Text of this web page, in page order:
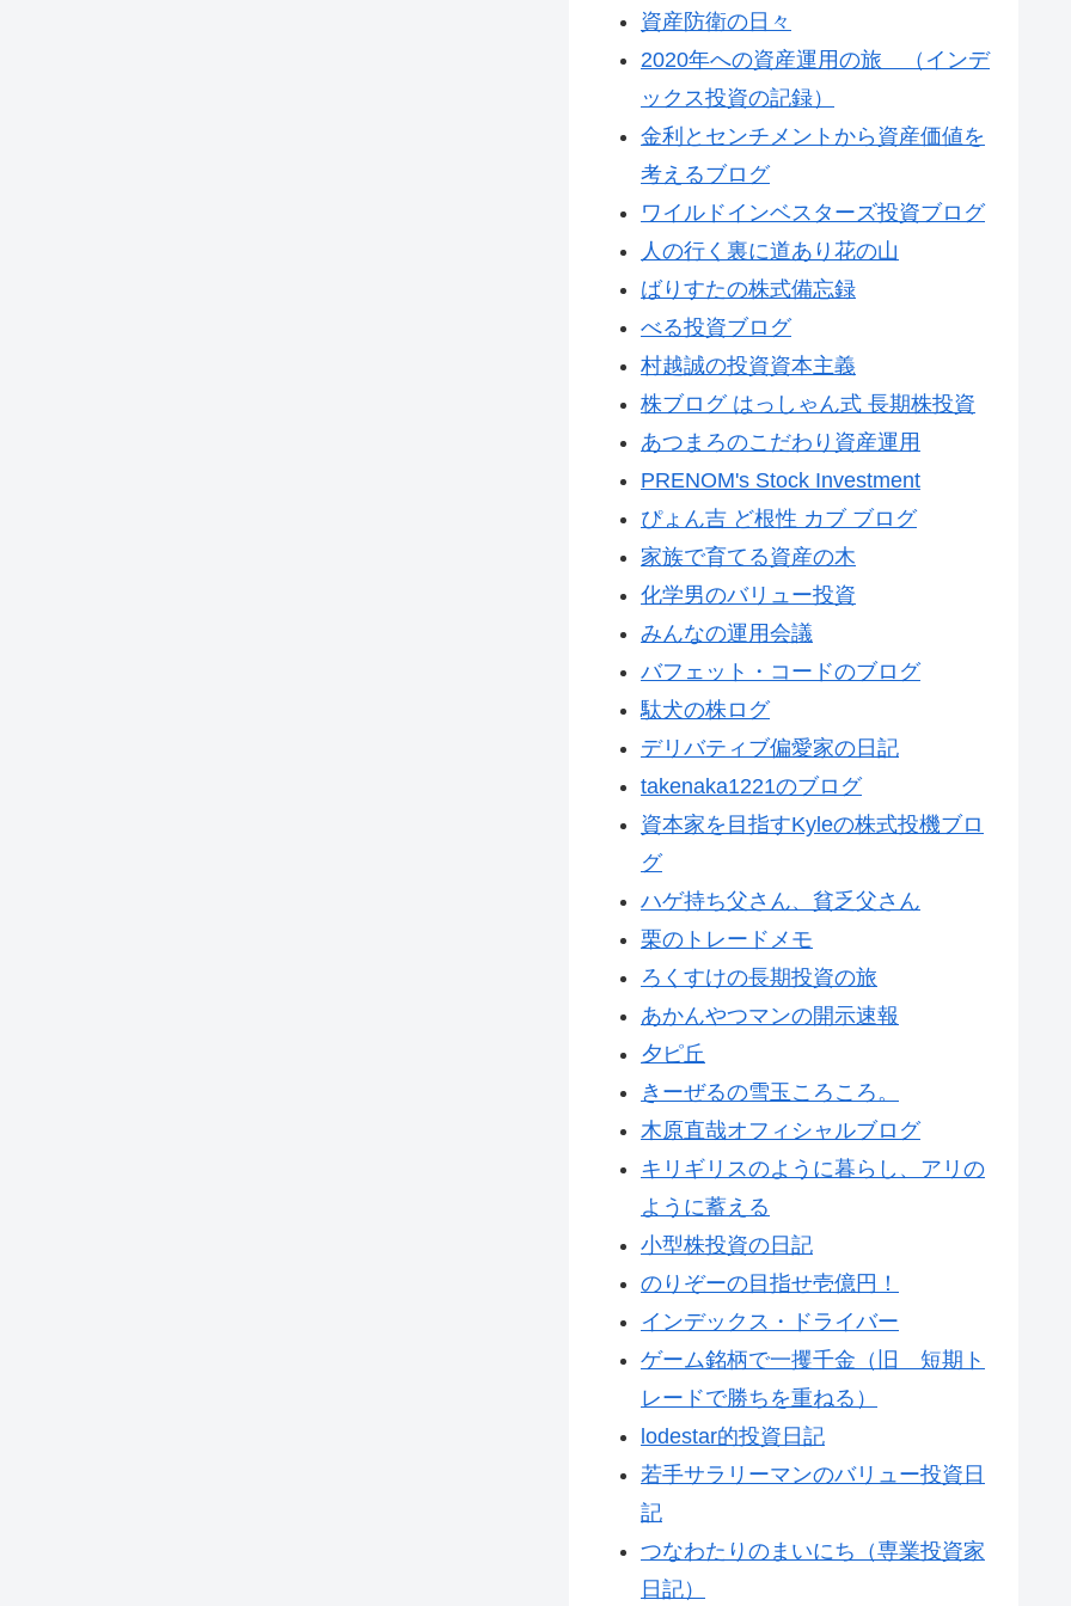
資産防衛の日々
2020年への資産運用の旅 （インデ
ックス投資の記録）
金利とセンチメントから資産価値を
考えるブログ
ワイルドインベスターズ投資ブログ
人の行く裏に道あり花の山
ばりすたの株式備忘録
べる投資ブログ
村越誠の投資資本主義
株ブログ はっしゃん式 長期株投資
あつまろのこだわり資産運用
PRENOM's Stock Investment
ぴょん吉 ど根性 カブ ブログ
家族で育てる資産の木
化学男のバリュー投資
みんなの運用会議
バフェット・コードのブログ
駄犬の株ログ
デリバティブ偏愛家の日記
takenaka1221のブログ
資本家を目指すKyleの株式投機ブロ
グ
ハゲ持ち父さん、貧乏父さん
栗のトレードメモ
ろくすけの長期投資の旅
あかんやつマンの開示速報
夕ピ丘
きーぜるの雪玉ころころ。
木原直哉オフィシャルブログ
キリギリスのように暮らし、アリの
ように蓄える
小型株投資の日記
のりぞーの目指せ壱億円！
インデックス・ドライバー
ゲーム銘柄で一攫千金（旧 短期ト
レードで勝ちを重ねる）
lodestar的投資日記
若手サラリーマンのバリュー投資日
記
つなわたりのまいにち（専業投資家
日記）